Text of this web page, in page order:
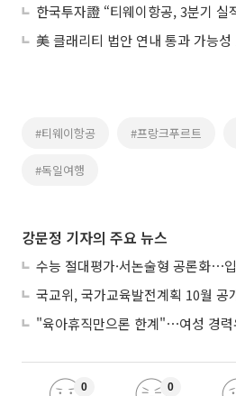
#티웨이항공 #프랑크푸르트
#독일여행
강문정 기자의 주요 뉴스
0 0